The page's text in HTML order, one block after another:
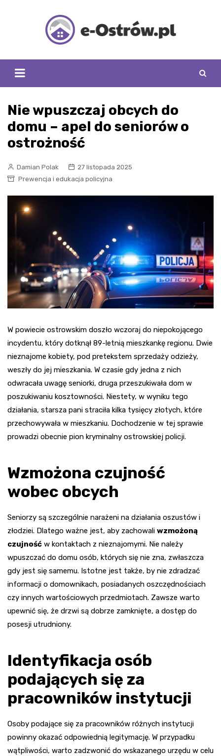
Nie wpuszczaj obcych do
domu – apel do seniorów o
ostrożność
Damian Polak
27 listopada 2025
Prewencja i edukacja policyjna
W powiecie ostrowskim doszło wczoraj do niepokojącego
incydentu, który dotknął 89-letnią mieszkankę regionu. Dwie
nieznajome kobiety, pod pretekstem sprzedaży odzieży,
weszły do jej mieszkania. W czasie gdy jedna z nich
odwracała uwagę seniorki, druga przeszukiwała dom w
poszukiwaniu kosztowności. Niestety, w wyniku tego
działania, starsza pani straciła kilka tysięcy złotych, które
przechowywała w mieszkaniu. Dochodzenie w tej sprawie
prowadzi obecnie pion kryminalny ostrowskiej policji.
Wzmożona czujność
wobec obcych
Seniorzy są szczególnie narażeni na działania oszustów i
złodziei. Dlatego ważne jest, aby zachowali wzmożoną
czujność w kontaktach z nieznajomymi. Nie należy
wpuszczać do domu osób, których się nie zna, zwłaszcza
gdy jest się samemu. Istotne jest także, by nie zdradzać
informacji o domownikach, posiadanych oszczędnościach
czy innych wartościowych przedmiotach. Zawsze warto
upewnić się, że drzwi są dobrze zamknięte, a dostęp do
posesji utrudniony.
Identyfikacja osób
podających się za
pracowników instytucji
Osoby podające się za pracowników różnych instytucji
powinny okazać odpowiednią legitymację. W przypadku
wątpliwości, warto zadzwonić do wskazanego urzędu w celu